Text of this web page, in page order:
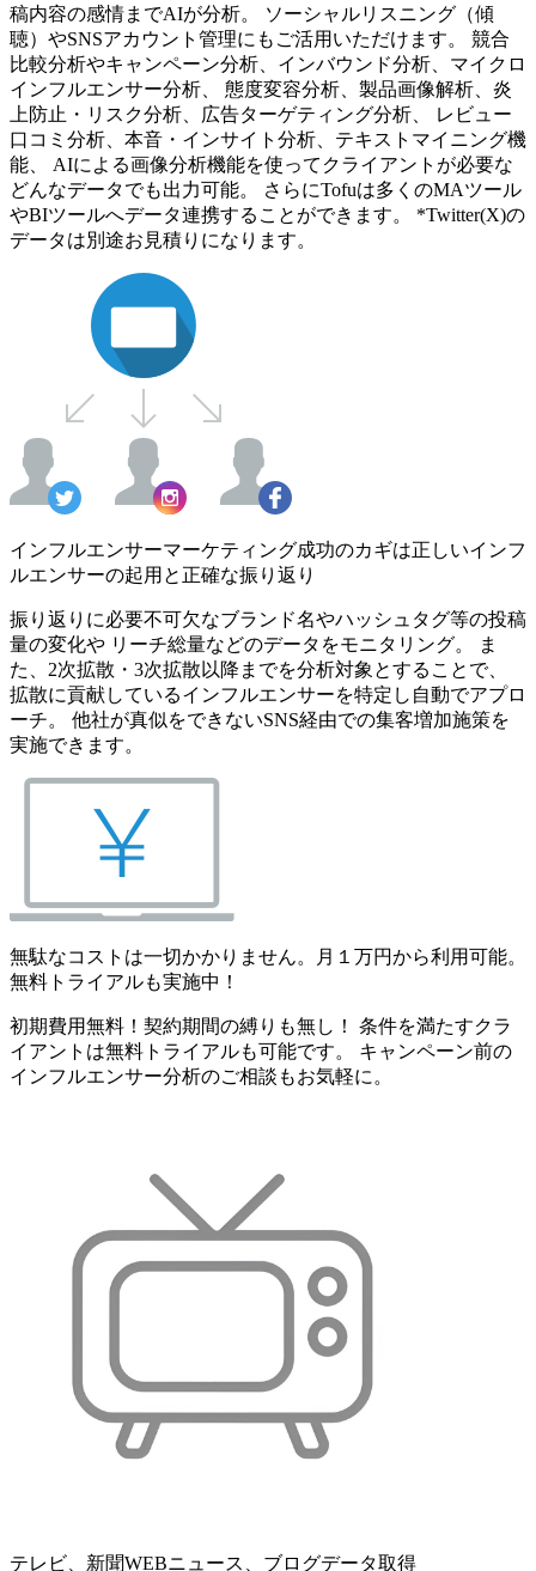
稿内容の感情までAIが分析。 ソーシャルリスニング（傾
聴）やSNSアカウント管理にもご活用いただけます。 競合
比較分析やキャンペーン分析、インバウンド分析、マイクロ
インフルエンサー分析、 態度変容分析、製品画像解析、炎
上防止・リスク分析、広告ターゲティング分析、 レビュー
口コミ分析、本音・インサイト分析、テキストマイニング機
能、 AIによる画像分析機能を使ってクライアントが必要な
どんなデータでも出力可能。 さらにTofuは多くのMAツール
やBIツールへデータ連携することができます。 *Twitter(X)の
データは別途お見積りになります。
インフルエンサーマーケティング成功のカギは正しいインフ
ルエンサーの起用と正確な振り返り
振り返りに必要不可欠なブランド名やハッシュタグ等の投稿
量の変化や リーチ総量などのデータをモニタリング。 ま
た、2次拡散・3次拡散以降までを分析対象とすることで、
拡散に貢献しているインフルエンサーを特定し自動でアプロ
ーチ。 他社が真似をできないSNS経由での集客増加施策を
実施できます。
無駄なコストは一切かかりません。月１万円から利用可能。
無料トライアルも実施中！
初期費用無料！契約期間の縛りも無し！ 条件を満たすクラ
イアントは無料トライアルも可能です。 キャンペーン前の
インフルエンサー分析のご相談もお気軽に。
テレビ、新聞WEBニュース、ブログデータ取得